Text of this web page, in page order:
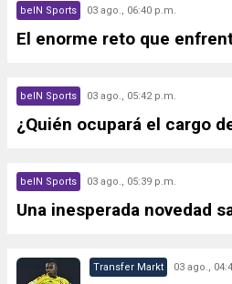
beIN Sports 03 ago., 06:40 p.m.
El enorme reto que
beIN Sports 03 ago., 05:42 p.m.
¿Quién ocupará el cargo
beIN Sports 03 ago., 05:39 p.m.
Una inesperada novedad
Transfer Markt 03 ago.,